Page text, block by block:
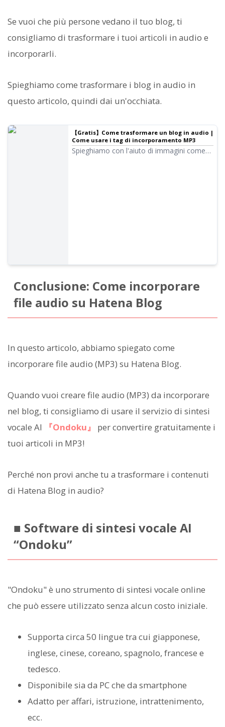
Se vuoi che più persone vedano il tuo blog, ti
consigliamo di trasformare i tuoi articoli in audio e
incorporarli.
Spieghiamo come trasformare i blog in audio in
questo articolo, quindi dai un'occhiata.
【Gratis】Come trasformare un blog in audio |
Come usare i tag di incorporamento MP3
Spieghiamo con l'aiuto di immagini come
Conclusione: Come incorporare
file audio su Hatena Blog
In questo articolo, abbiamo spiegato come
incorporare file audio (MP3) su Hatena Blog.
Quando vuoi creare file audio (MP3) da incorporare
nel blog, ti consigliamo di usare il servizio di sintesi
vocale AI
『Ondoku』
per convertire gratuitamente i
tuoi articoli in MP3!
Perché non provi anche tu a trasformare i contenuti
di Hatena Blog in audio?
■ Software di sintesi vocale AI
“Ondoku”
"Ondoku" è uno strumento di sintesi vocale online
che può essere utilizzato senza alcun costo iniziale.
Supporta circa 50 lingue tra cui giapponese,
inglese, cinese, coreano, spagnolo, francese e
tedesco.
Disponibile sia da PC che da smartphone
Adatto per affari, istruzione, intrattenimento,
ecc.